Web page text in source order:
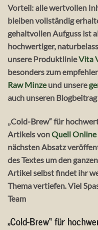
Vorteil: alle wertvollen
bleiben vollständig
gehaltvollen Aufguss ist
hochwertiger,
unsere ProduktlinieVita
besonders zum
Raw Minzeund unsere
auch unseren Blogbeitrag
„Cold-Brew“ für
Artikels vonQuell Online
nächsten Absatz
des Textes um den
Artikel selbst findet ihr
Thema vertiefen. Viel
Team
„Cold-Brew“ für